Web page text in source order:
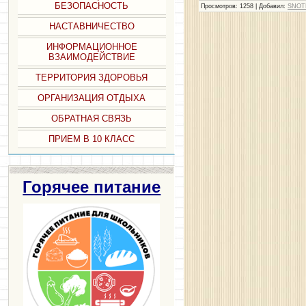
БЕЗОПАСНОСТЬ
НАСТАВНИЧЕСТВО
ИНФОРМАЦИОННОЕ
ВЗАИМОДЕЙСТВИЕ
ТЕРРИТОРИЯ ЗДОРОВЬЯ
ОРГАНИЗАЦИЯ ОТДЫХА
ОБРАТНАЯ СВЯЗЬ
ПРИЕМ В 10 КЛАСС
Горячее питание
Просмотров: 1258 | Добавил: